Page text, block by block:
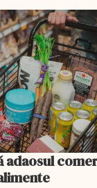
adaosul